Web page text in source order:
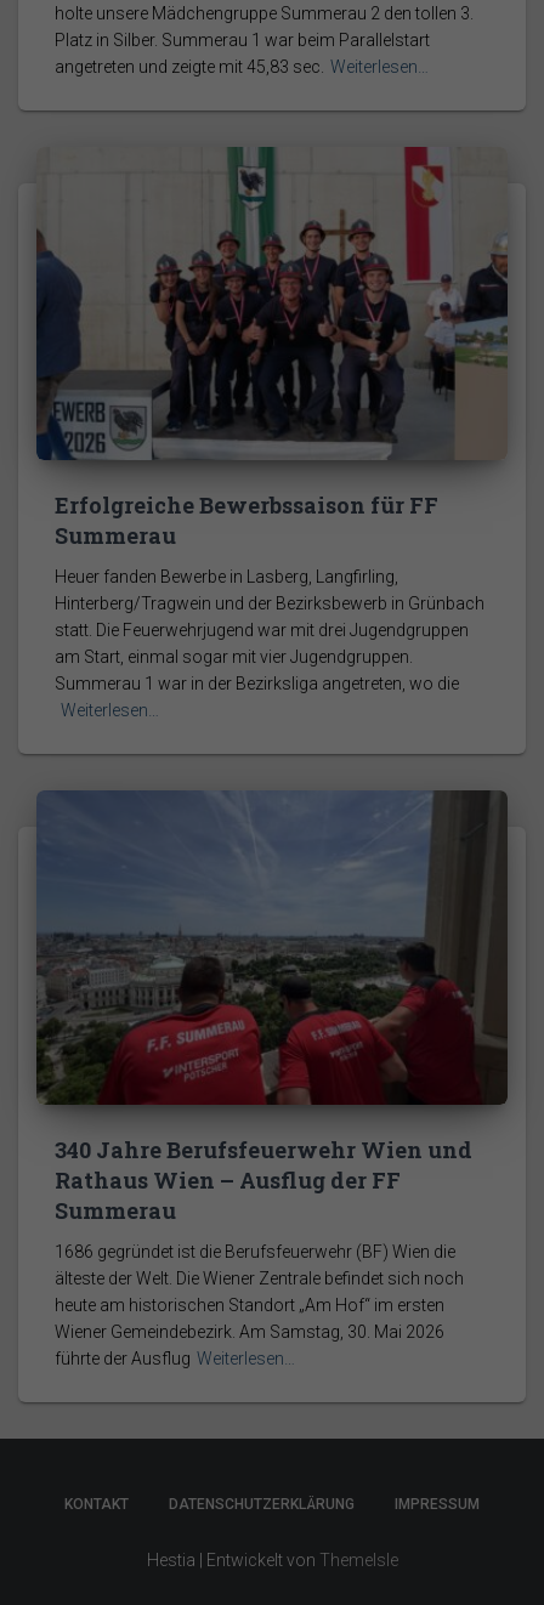
holte unsere Mädchengruppe Summerau 2 den tollen 3.
Platz in Silber. Summerau 1 war beim Parallelstart
angetreten und zeigte mit 45,83 sec. Weiterlesen…
Erfolgreiche Bewerbssaison für FF
Summerau
Heuer fanden Bewerbe in Lasberg, Langfirling,
Hinterberg/Tragwein und der Bezirksbewerb in Grünbach
statt. Die Feuerwehrjugend war mit drei Jugendgruppen
am Start, einmal sogar mit vier Jugendgruppen.
Summerau 1 war in der Bezirksliga angetreten, wo die
Weiterlesen…
340 Jahre Berufsfeuerwehr Wien und
Rathaus Wien – Ausflug der FF
Summerau
1686 gegründet ist die Berufsfeuerwehr (BF) Wien die
älteste der Welt. Die Wiener Zentrale befindet sich noch
heute am historischen Standort „Am Hof“ im ersten
Wiener Gemeindebezirk. Am Samstag, 30. Mai 2026
führte der Ausflug Weiterlesen…
KONTAKT DATENSCHUTZERKLÄRUNG IMPRESSUM
Hestia | Entwickelt von ThemeIsle